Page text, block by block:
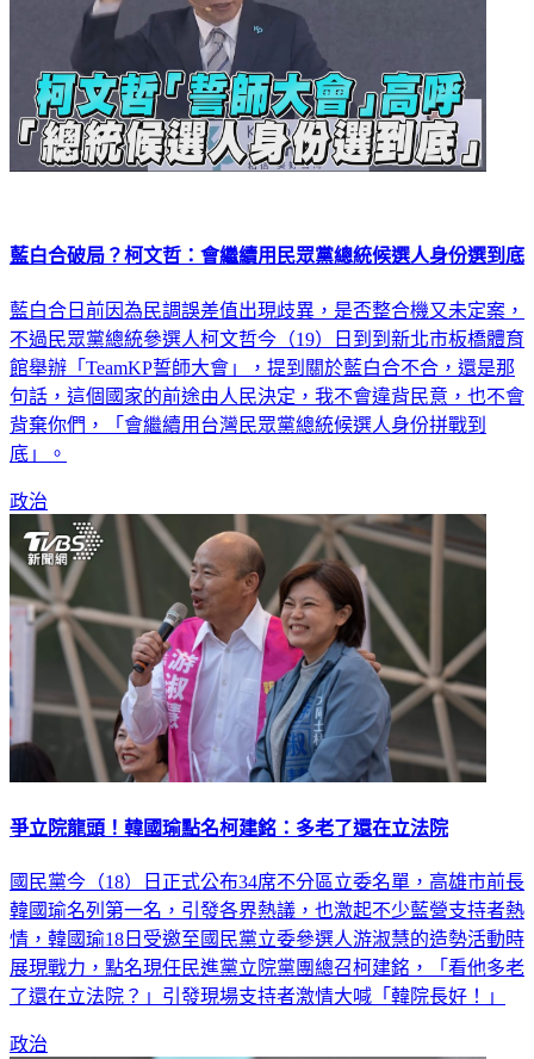
藍白合破局？柯文哲：會繼續用民眾黨總統候選人身份選到底
藍白合日前因為民調誤差值出現歧異，是否整合機又未定案，
不過民眾黨總統參選人柯文哲今（19）日到到新北市板橋體育
館舉辦「TeamKP誓師大會」，提到關於藍白合不合，還是那
句話，這個國家的前途由人民決定，我不會違背民意，也不會
背棄你們，「會繼續用台灣民眾黨總統候選人身份拼戰到
底」。
政治
爭立院龍頭！韓國瑜點名柯建銘：多老了還在立法院
國民黨今（18）日正式公布34席不分區立委名單，高雄市前長
韓國瑜名列第一名，引發各界熱議，也激起不少藍營支持者熱
情，韓國瑜18日受邀至國民黨立委參選人游淑慧的造勢活動時
展現戰力，點名現任民進黨立院黨團總召柯建銘，「看他多老
了還在立法院？」引發現場支持者激情大喊「韓院長好！」
政治